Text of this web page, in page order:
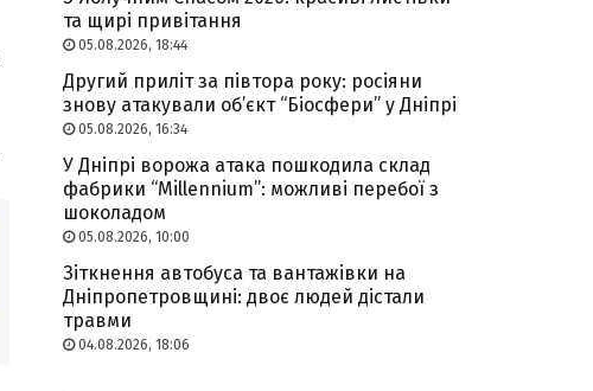
та щирі привітання
05.08.2026, 18:44
Другий приліт за півтора року: росіяни
знову атакували об’єкт “Біосфери” у Дніпрі
05.08.2026, 16:34
У Дніпрі ворожа атака пошкодила склад
фабрики “Millennium”: можливі перебої з
шоколадом
05.08.2026, 10:00
Зіткнення автобуса та вантажівки на
Дніпропетровщині: двоє людей дістали
травми
04.08.2026, 18:06